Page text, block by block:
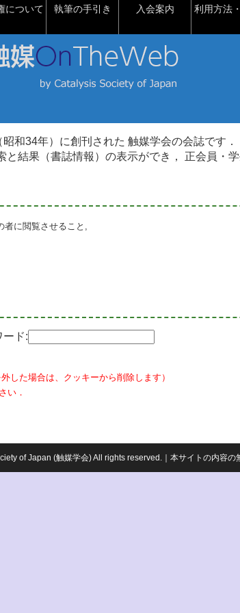
について 執筆の手引き 入会案内 利用方法
和34年）に創刊された 触媒学会の会誌です．
結果（書誌情報）の表示ができ， 正会員・
者に閲覧させること,
ード:
した場合は、クッキーから削除します）
い．
of Japan (触媒学会) All rights reserved.｜本サイトの内容の